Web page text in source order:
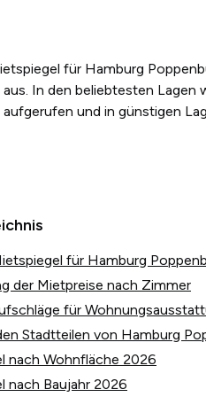
für Hamburg
In den beliebtesten
und in günstigen
für Hamburg
der Mietpreise nach Zimmer
für
Stadtteilen von Hamburg
nach Wohnfläche 2026
nach Baujahr 2026